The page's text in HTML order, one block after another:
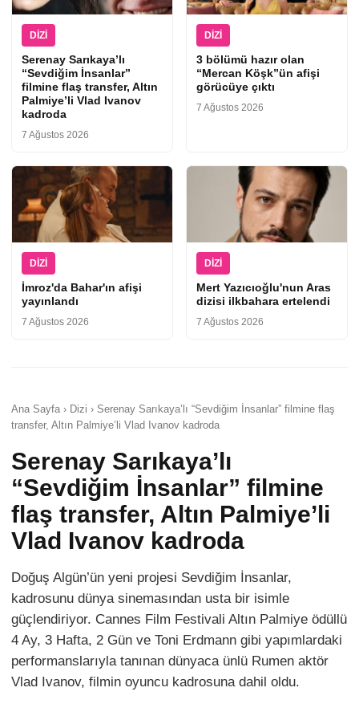
DIZI
Serenay Sarıkaya’lı
“Sevdiğim İnsanlar”
filmine flaş transfer, Altın
Palmiye’li Vlad Ivanov
kadroda
7 Ağustos 2026
DIZI
3 bölümü hazır olan
“Mercan Köşk”ün afişi
görücüye çıktı
7 Ağustos 2026
DIZI
İmroz'da Bahar'ın afişi
yayınlandı
7 Ağustos 2026
DIZI
Mert Yazıcıoğlu'nun Aras
dizisi ilkbahara ertelendi
7 Ağustos 2026
Ana Sayfa › Dizi › Serenay Sarıkaya’lı “Sevdiğim İnsanlar” filmine flaş
transfer, Altın Palmiye’li Vlad Ivanov kadroda
Serenay Sarıkaya’lı
“Sevdiğim İnsanlar” filmine
flaş transfer, Altın Palmiye’li
Vlad Ivanov kadroda
Doğuş Algün’ün yeni projesi Sevdiğim İnsanlar,
kadrosunu dünya sinemasından usta bir isimle
güçlendiriyor. Cannes Film Festivali Altın Palmiye ödüllü
4 Ay, 3 Hafta, 2 Gün ve Toni Erdmann gibi yapımlardaki
performanslarıyla tanınan dünyaca ünlü Rumen aktör
Vlad Ivanov, filmin oyuncu kadrosuna dahil oldu.